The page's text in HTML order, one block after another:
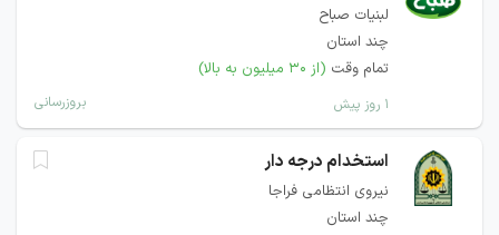
لبنیات صباح
چند استان
تمام وقت (از ۳۰ میلیون به بالا)
۱ روز پیش بروزرسانی
استخدام درجه دار
نیروی انتظامی فراجا
چند استان